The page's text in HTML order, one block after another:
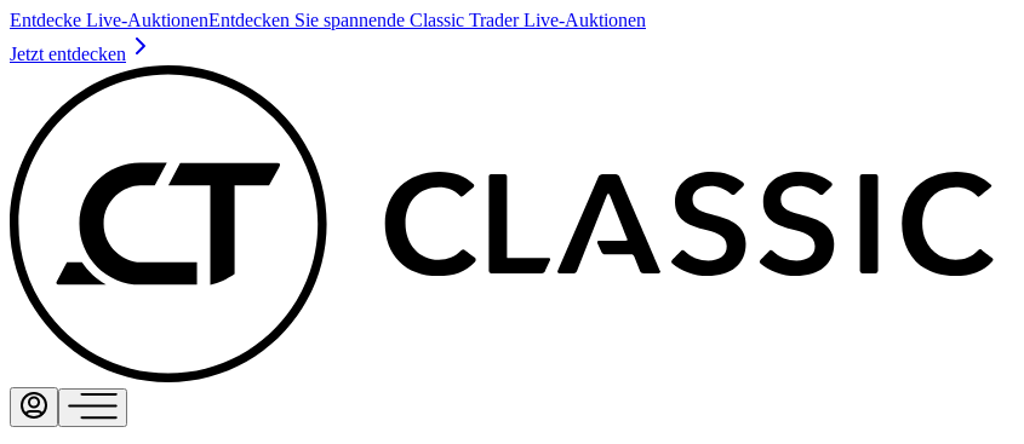
Entdecke Live-AuktionenEntdecken Sie spannende Classic Trader Live-Auktionen
Jetzt entdecken